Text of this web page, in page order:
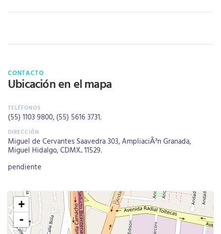
CONTACTO
Ubicación en el mapa
(55) 1103 9800, (55) 5616 3731.
Miguel de Cervantes Saavedra 303, AmpliaciÃ³n Granada,
Miguel Hidalgo, CDMX.. 11529.
pendiente
+
-